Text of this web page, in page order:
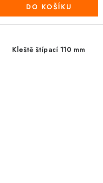
DO KOŠÍKU
Kleště štípací 110 mm